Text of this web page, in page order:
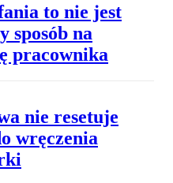
to nie jest
sposób na
pracownika
nie resetuje
wręczenia